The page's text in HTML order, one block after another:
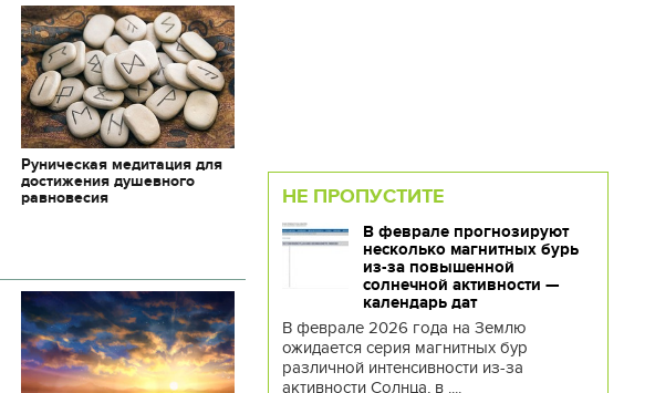
Руническая медитация для
достижения душевного
равновесия
НЕ ПРОПУСТИТЕ
В феврале прогнозируют
несколько магнитных бурь
из-за повышенной
солнечной активности —
календарь дат
В феврале 2026 года на Землю
ожидается серия магнитных бур
различной интенсивности из-за
активности Солнца, в ....